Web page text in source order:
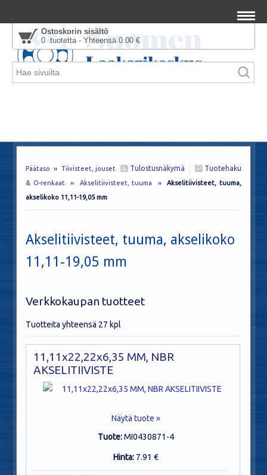
Ostoskorin sisältö
0 tuotetta - Yhteensä 0.00 €
Tuotehaku
Tulostusnäkymä
Päätaso ›› Tiivisteet, jouset
& O-renkaat ›› Akselitiivisteet, tuuma ››Akselitiivisteet, tuuma,
akselikoko 11,11-19,05 mm
Akselitiivisteet, tuuma, akselikoko
11,11-19,05 mm
Verkkokaupan tuotteet
Tuotteita yhteensä 27 kpl
11,11x22,22x6,35 MM, NBR
AKSELITIIVISTE
Näytä tuote »
Tuote:MI0430871-4
Hinta: 7.91 €